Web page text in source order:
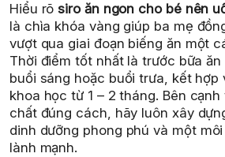
Hiểu rõsiro ăn ngon cho bé nên
là chìa khóa vàng giúp ba mẹ
vượt qua giai đoạn biếng ăn một
Thời điểm tốt nhất là trước bữa ăn
buổi sáng hoặc buổi trưa, kết hợp
khoa học từ 1 – 2 tháng. Bên
chất đúng cách, hãy luôn xây
dinh dưỡng phong phú và một
lành mạnh.